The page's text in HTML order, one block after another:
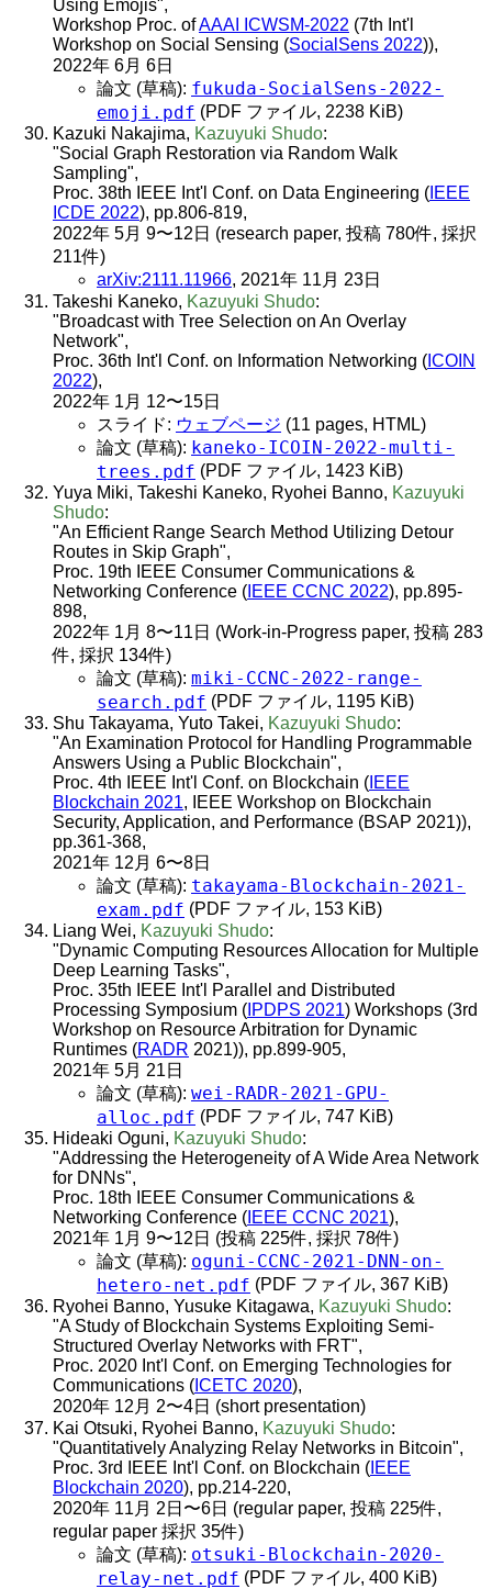
Using Emojis",
Workshop Proc. ofAAAI ICWSM-2022 (7th Int'l
Workshop on Social Sensing (SocialSens 2022)),
2022年 6月 6日
論文 (草稿): fukuda-SocialSens-2022-
emoji.pdf (PDF ファイル, 2238 KiB)
Kazuki Nakajima, Kazuyuki Shudo:
"Social Graph Restoration via Random Walk
Sampling",
Proc. 38th IEEE Int'l Conf. on Data Engineering ( IEEE
ICDE 2022), pp.806-819,
2022年 5月 9〜12日 (research paper, 投稿 780件, 採択
211件)
arXiv:2111.11966, 2021年 11月 23日
Takeshi Kaneko, Kazuyuki Shudo:
"Broadcast with Tree Selection on An Overlay
Network",
Proc. 36th Int'l Conf. on Information Networking ( ICOIN
2022),
2022年 1月 12〜15日
スライド: ウェブページ (11 pages, HTML)
論文 (草稿): kaneko-ICOIN-2022-multi-
trees.pdf (PDF ファイル, 1423 KiB)
Yuya Miki, Takeshi Kaneko, Ryohei Banno, Kazuyuki
Shudo:
"An Efficient Range Search Method Utilizing Detour
Routes in Skip Graph",
Proc. 19th IEEE Consumer Communications &
Networking Conference ( IEEE CCNC 2022), pp.895-
898,
2022年 1月 8〜11日 (Work-in-Progress paper, 投稿 283
件, 採択 134件)
論文 (草稿): miki-CCNC-2022-range-
search.pdf (PDF ファイル, 1195 KiB)
Shu Takayama, Yuto Takei, Kazuyuki Shudo:
"An Examination Protocol for Handling Programmable
Answers Using a Public Blockchain",
Proc. 4th IEEE Int'l Conf. on Blockchain ( IEEE
Blockchain 2021, IEEE Workshop on Blockchain
Security, Application, and Performance (BSAP 2021)),
pp.361-368,
2021年 12月 6〜8日
論文 (草稿): takayama-Blockchain-2021-
exam.pdf (PDF ファイル, 153 KiB)
Liang Wei, Kazuyuki Shudo:
"Dynamic Computing Resources Allocation for Multiple
Deep Learning Tasks",
Proc. 35th IEEE Int'l Parallel and Distributed
Processing Symposium ( IPDPS 2021) Workshops (3rd
Workshop on Resource Arbitration for Dynamic
Runtimes (RADR 2021)), pp.899-905,
2021年 5月 21日
論文 (草稿): wei-RADR-2021-GPU-
alloc.pdf (PDF ファイル, 747 KiB)
Hideaki Oguni, Kazuyuki Shudo:
"Addressing the Heterogeneity of A Wide Area Network
for DNNs",
Proc. 18th IEEE Consumer Communications &
Networking Conference ( IEEE CCNC 2021),
2021年 1月 9〜12日 (投稿 225件, 採択 78件)
論文 (草稿): oguni-CCNC-2021-DNN-on-
hetero-net.pdf (PDF ファイル, 367 KiB)
Ryohei Banno, Yusuke Kitagawa, Kazuyuki Shudo:
"A Study of Blockchain Systems Exploiting Semi-
Structured Overlay Networks with FRT",
Proc. 2020 Int'l Conf. on Emerging Technologies for
Communications ( ICETC 2020),
2020年 12月 2〜4日 (short presentation)
Kai Otsuki, Ryohei Banno, Kazuyuki Shudo:
"Quantitatively Analyzing Relay Networks in Bitcoin",
Proc. 3rd IEEE Int'l Conf. on Blockchain ( IEEE
Blockchain 2020), pp.214-220,
2020年 11月 2日〜6日 (regular paper, 投稿 225件,
regular paper 採択 35件)
論文 (草稿): otsuki-Blockchain-2020-
relay-net.pdf (PDF ファイル, 400 KiB)